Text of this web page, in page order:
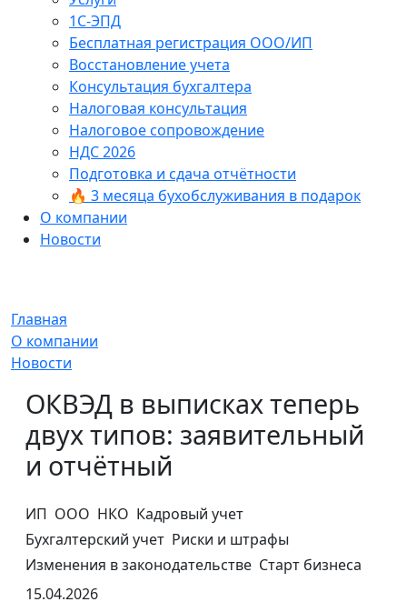
1С-ЭПД
Бесплатная регистрация ООО/ИП
Восстановление учета
Консультация бухгалтера
Налоговая консультация
Налоговое сопровождение
НДС 2026
Подготовка и сдача отчётности
🔥 3 месяца бухобслуживания в подарок
О компании
Новости
Главная
О компании
Новости
ОКВЭД в выписках теперь
двух типов: заявительный
и отчётный
ИП ООО НКО Кадровый учет
Бухгалтерский учет Риски и штрафы
Изменения в законодательстве Старт бизнеса
15.04.2026